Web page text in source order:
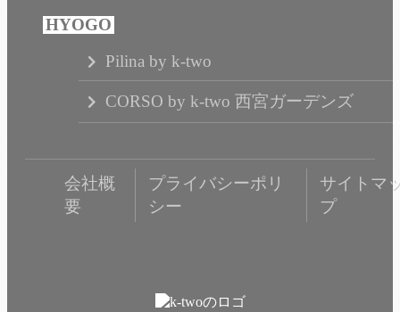
Pilina by k-two
CORSO by k-two 西宮ガーデンズ
会社概
要
プライバシーポリ
シー
サイトマ
プ